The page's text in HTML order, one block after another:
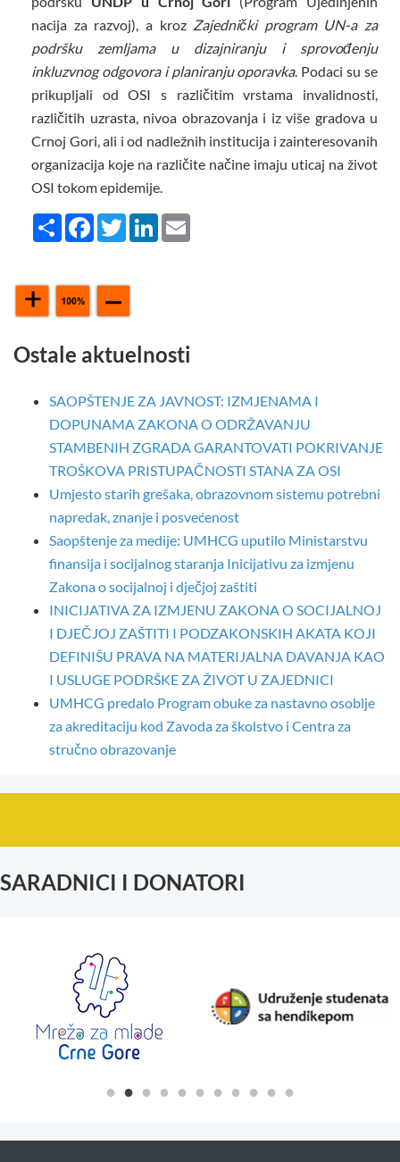
nacija za razvoj), a kroz Zajednički program UN-a za
podršku zemljama u dizajniranju i sprovođenju
inkluzvnog odgovora i planiranju oporavka. Podaci su se
prikupljali od OSI s različitim vrstama invalidnosti,
različitih uzrasta, nivoa obrazovanja i iz više gradova u
Crnoj Gori, ali i od nadležnih institucija i zainteresovanih
organizacija koje na različite načine imaju uticaj na život
OSI tokom epidemije.
Share FacebookTwitterLinkedIn
Ostale aktuelnosti
SAOPŠTENJE ZA JAVNOST: IZMJENAMA I
DOPUNAMA ZAKONA O ODRŽAVANJU
STAMBENIH ZGRADA GARANTOVATI POKRIVANJE
TROŠKOVA PRISTUPAČNOSTI STANA ZA OSI
Umjesto starih grešaka, obrazovnom sistemu potrebni
napredak, znanje i posvećenost
Saopštenje za medije: UMHCG uputilo Ministarstvu
finansija i socijalnog staranja Inicijativu za izmjenu
Zakona o socijalnoj i dječjoj zaštiti
INICIJATIVA ZA IZMJENU ZAKONA O SOCIJALNOJ
I DJEČJOJ ZAŠTITI I PODZAKONSKIH AKATA KOJI
DEFINIŠU PRAVA NA MATERIJALNA DAVANJA KAO
I USLUGE PODRŠKE ZA ŽIVOT U ZAJEDNICI
UMHCG predalo Program obuke za nastavno osoblje
za akreditaciju kod Zavoda za školstvo i Centra za
stručno obrazovanje
SARADNICI I DONATORI